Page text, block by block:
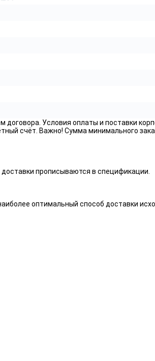
Условия оплаты и поставки
счёт. Важно! Сумма минимального
прописываются в спецификации.
оптимальный способ доставки